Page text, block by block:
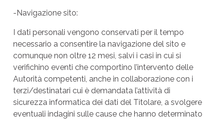
-Navigazione sito:
I dati personali vengono conservati per il tempo
necessario a consentire la navigazione del sito e
comunque non oltre 12 mesi, salvi i casi in cui si
verifichino eventi che comportino l’intervento delle
Autorità competenti, anche in collaborazione con i
terzi/destinatari cui è demandata l’attività di
sicurezza informatica dei dati del Titolare, a svolgere
eventuali indagini sulle cause che hanno determinato